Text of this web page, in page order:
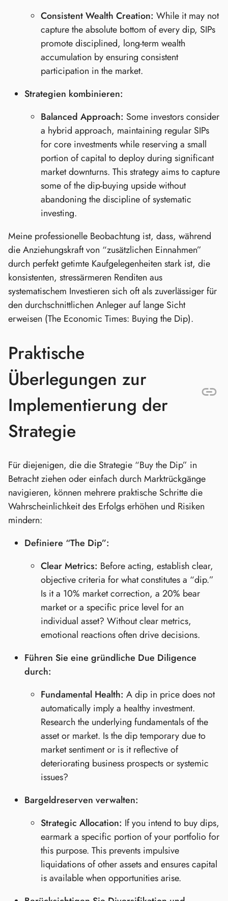
Consistent Wealth Creation: While it may not
capture the absolute bottom of every dip, SIPs
promote disciplined, long-term wealth
accumulation by ensuring consistent
participation in the market.
Strategien kombinieren:
Balanced Approach: Some investors consider
a hybrid approach, maintaining regular SIPs
for core investments while reserving a small
portion of capital to deploy during significant
market downturns. This strategy aims to capture
some of the dip-buying upside without
abandoning the discipline of systematic
investing.
Meine professionelle Beobachtung ist, dass, während
die Anziehungskraft von “zusätzlichen Einnahmen”
durch perfekt getimte Kaufgelegenheiten stark ist, die
konsistenten, stressärmeren Renditen aus
systematischem Investieren sich oft als zuverlässiger für
den durchschnittlichen Anleger auf lange Sicht
erweisen (The Economic Times: Buying the Dip).
Praktische
Überlegungen zur
Implementierung der
Strategie
Für diejenigen, die die Strategie “Buy the Dip” in
Betracht ziehen oder einfach durch Marktrückgänge
navigieren, können mehrere praktische Schritte die
Wahrscheinlichkeit des Erfolgs erhöhen und Risiken
mindern:
Definiere “The Dip”:
Clear Metrics: Before acting, establish clear,
objective criteria for what constitutes a “dip.”
Is it a 10% market correction, a 20% bear
market or a specific price level for an
individual asset? Without clear metrics,
emotional reactions often drive decisions.
Führen Sie eine gründliche Due Diligence
durch:
Fundamental Health: A dip in price does not
automatically imply a healthy investment.
Research the underlying fundamentals of the
asset or market. Is the dip temporary due to
market sentiment or is it reflective of
deteriorating business prospects or systemic
issues?
Bargeldreserven verwalten:
Strategic Allocation: If you intend to buy dips,
earmark a specific portion of your portfolio for
this purpose. This prevents impulsive
liquidations of other assets and ensures capital
is available when opportunities arise.